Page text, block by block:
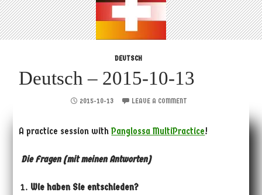
DEUTSCH
Deutsch – 2015-10-13
2015-10-13 LEAVE A COMMENT
A practice session withPanglossa MultiPractice!
Die Fragen (mit meinen Antworten)
Wie haben Sie entschieden?